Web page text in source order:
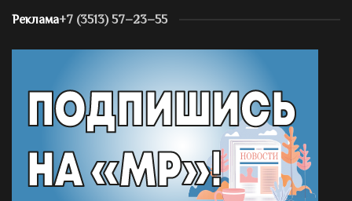
Реклама+7 (3513) 57–23–55